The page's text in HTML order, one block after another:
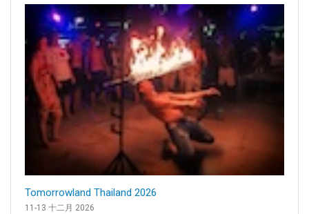
Tomorrowland Thailand 2026
11-13 十二月 2026